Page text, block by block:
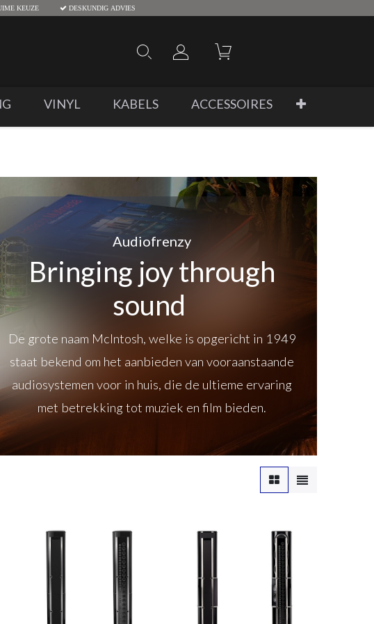
KEUZE DESKUNDIG ADVIES
VINYL KABELS ACCESSOIRES
Audiofrenzy
Bringing joy through
sound
De grote naam McIntosh, welke is opgericht in 1949
staat bekend om het aanbieden van vooraanstaande
audiosystemen voor in huis, die de ultieme ervaring
met betrekking tot muziek en film bieden.